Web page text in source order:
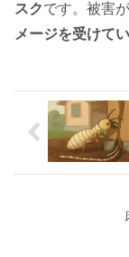
スクです。被害
メージを受けて